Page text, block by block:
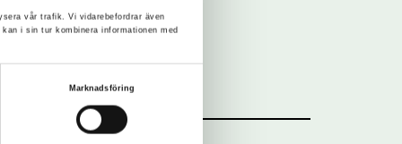
vår trafik. Vi vidarebefordrar även
i sin tur kombinera informationen med
Marknadsföring